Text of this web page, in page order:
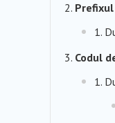
Prefixul
Codul